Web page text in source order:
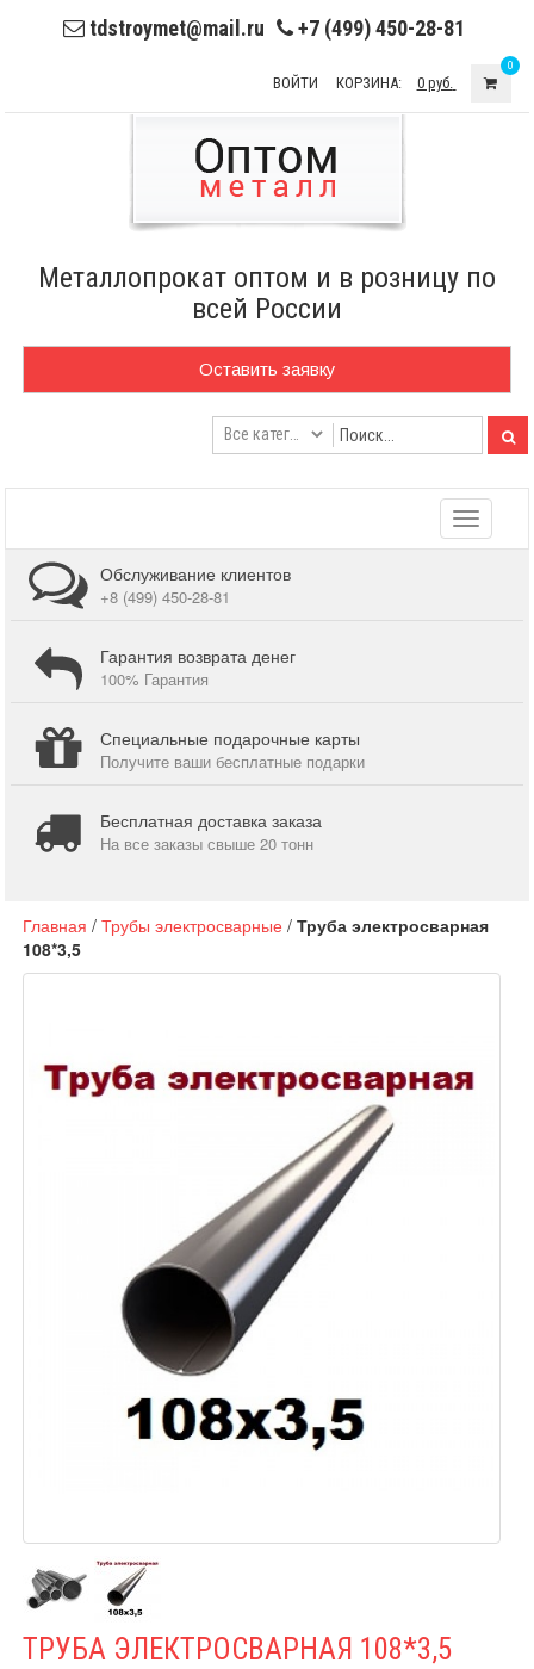
tdstroymet@mail.ru +7 (499) 450-28-81
ВОЙТИ КОРЗИНА: 0 руб.
0
Металлопрокат оптом и в розницу по
всей России
Оставить заявку
Toggle
Обслуживание клиентов
+8 (499) 450-28-81
Гарантия возврата денег
100% Гарантия
Специальные подарочные карты
Получите ваши бесплатные подарки
Бесплатная доставка заказа
На все заказы свыше 20 тонн
Главная /Трубы электросварные /Труба электросварная
108*3,5
ТРУБА ЭЛЕКТРОСВАРНАЯ 108*3,5